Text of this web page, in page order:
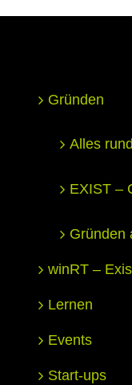
Gründen
Alles
EXIST –
Gründen
winRT –
Lernen
Events
Start-ups